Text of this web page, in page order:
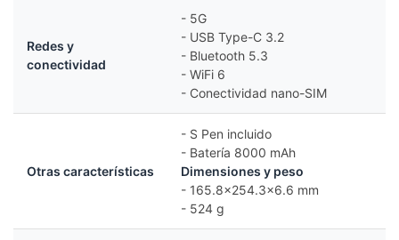
Redes y
conectividad
- 5G
- USB Type-C 3.2
- Bluetooth 5.3
- WiFi 6
- Conectividad nano-SIM
Otras características
- S Pen incluido
- Batería 8000 mAh
Dimensiones y peso
- 165.8×254.3×6.6 mm
- 524 g